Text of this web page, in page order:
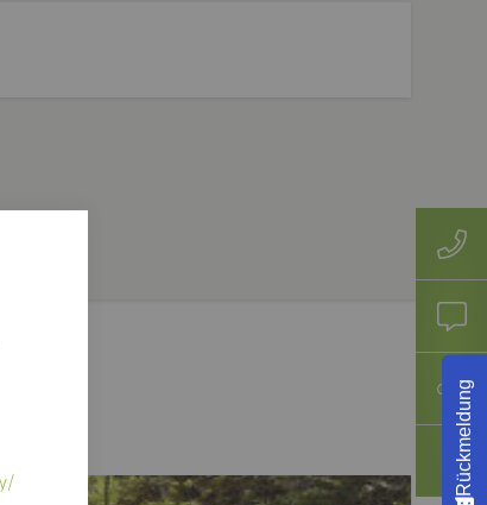
Rückmeldung